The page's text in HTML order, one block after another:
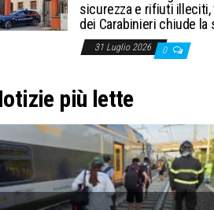
sicurezza e rifiuti
dei Carabinieri chiude
31 Luglio 2026 0
più lette